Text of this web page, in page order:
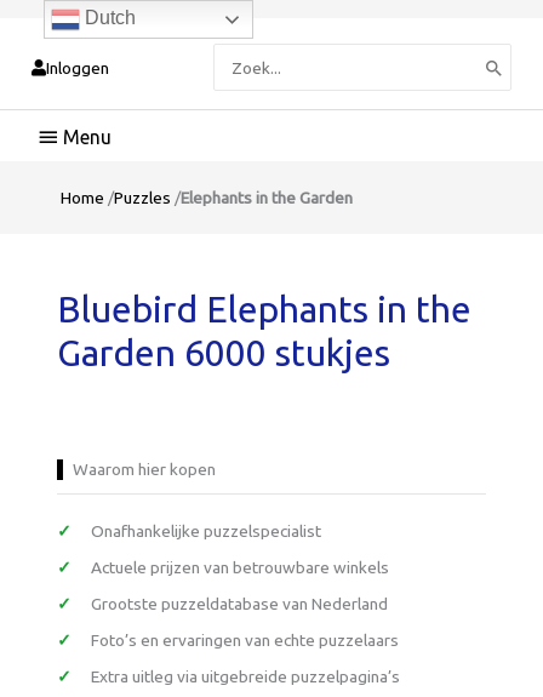
Inloggen
naar:
Hoofdmenu
Home /Puzzles /Elephants in the Garden
Bluebird Elephants in the
Garden 6000 stukjes
Waarom hier kopen
Onafhankelijke puzzelspecialist
Actuele prijzen van betrouwbare winkels
Grootste puzzeldatabase van Nederland
Foto’s en ervaringen van echte puzzelaars
Extra uitleg via uitgebreide puzzelpagina’s
Dutch